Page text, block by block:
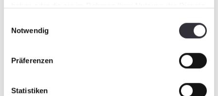
Notwendig
Präferenzen
Statistiken